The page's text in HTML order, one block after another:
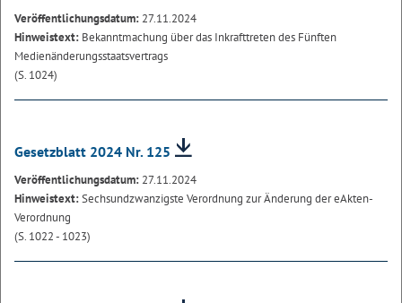
Veröffentlichungsdatum: 27.11.2024
Hinweistext: Bekanntmachung über das Inkrafttreten des Fünften
Medienänderungsstaatsvertrags
(S. 1024)
Gesetzblatt 2024 Nr. 125
Veröffentlichungsdatum: 27.11.2024
Hinweistext:Sechsundzwanzigste Verordnung zur Änderung der eAkten-
Verordnung
(S. 1022 - 1023)